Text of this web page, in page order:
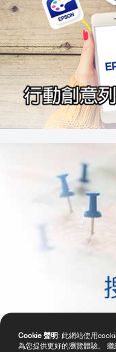
Cookie 聲明 : 此網站使用
為您提供更好的瀏覽體驗。